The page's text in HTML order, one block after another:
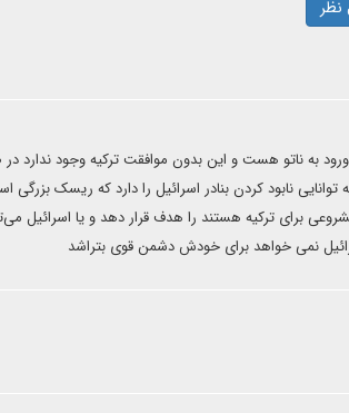
نظر
به ناتو هست و این بدون موافقت ترکیه وجود ندارد
توانایی نابود کردن بنادر اسرائیل را دارد که ریسک
برای ترکیه هستند را هدف قرار دهد و یا اسرائیل
نمی خواهد برای خودش دشمن قوی بتراشد